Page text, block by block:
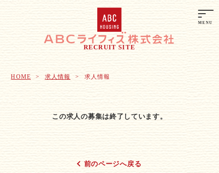
RECRUIT SITE
HOME 求人情報 求人情報
この求人の募集は終了しています。
前のページへ戻る